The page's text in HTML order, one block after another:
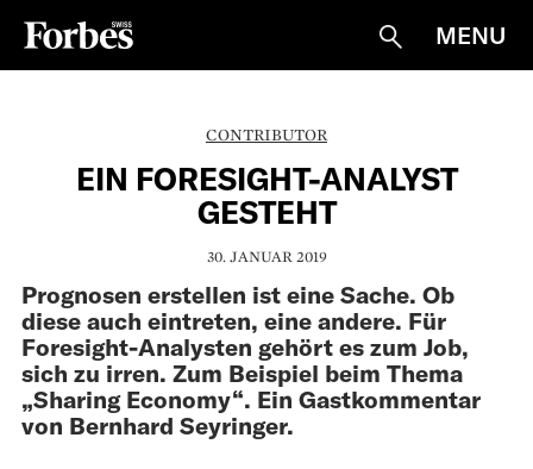
Suche
MENU
CONTRIBUTOR
EIN FORESIGHT-ANALYST
GESTEHT
30. JANUAR 2019
Prognosen erstellen ist eine Sache. Ob
diese auch eintreten, eine andere. Für
Foresight-Analysten gehört es zum Job,
sich zu irren. Zum Beispiel beim Thema
„Sharing Economy“. Ein Gastkommentar
von Bernhard Seyringer.